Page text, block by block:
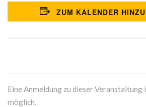
ZUM KALENDER
Eine Anmeldung zu dieser
möglich.